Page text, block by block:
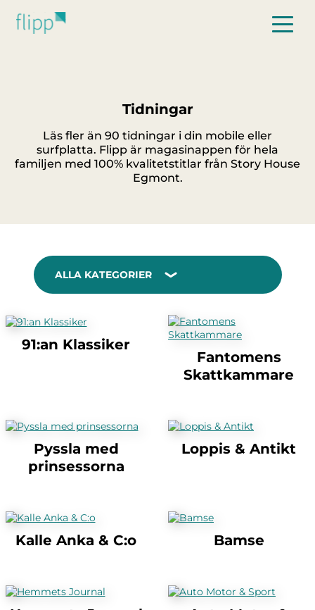
Tidningar
Läs fler än 90 tidningar i din mobile eller
surfplatta. Flipp är magasinappen för hela
familjen med 100% kvalitetstitlar från Story House
Egmont.
ALLA KATEGORIER
91:an Klassiker
Fantomens
Skattkammare
Pyssla med
prinsessorna
Loppis & Antikt
Kalle Anka & C:o Bamse